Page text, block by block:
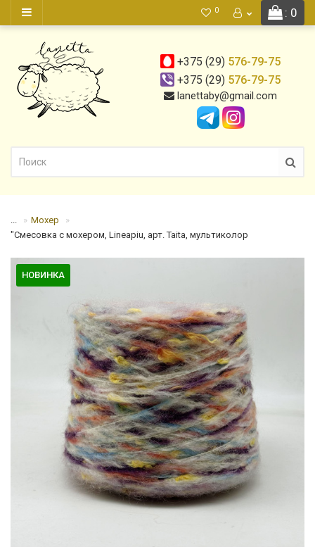
: 0
0
+375 (29) 576-79-75
+375 (29) 576-79-75
lanettaby@gmail.com
...
Мохер
"Смесовка с мохером, Lineapiu, арт. Taita, мультиколор
НОВИНКА